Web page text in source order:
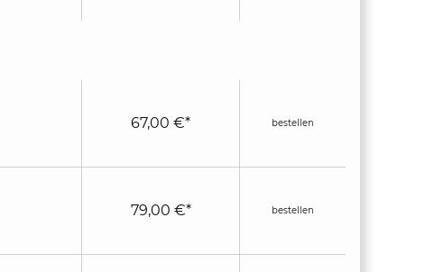
67,00 €*
bestellen
79,00 €*
bestellen